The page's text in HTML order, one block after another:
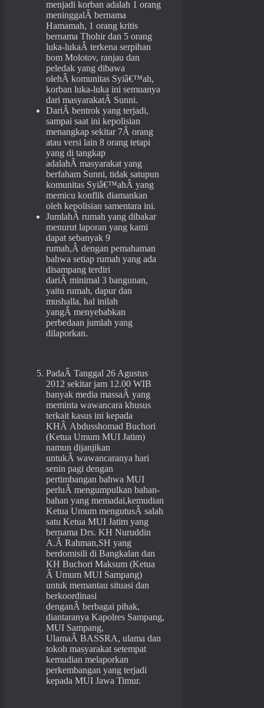
menjadi korban adalah 1 orang
meninggalÂ bernama
Hamamah, 1 orang kritis
bernama Thohir dan 5 orang
luka-lukaÂ terkena serpihan
bom Molotov, ranjau dan
peledak yang dibawa
olehÂ komunitas Syiâ€™ah,
korban luka-luka ini semuanya
dari masyarakatÂ Sunni.
DariÂ bentrok yang terjadi,
sampai saat ini kepolisian
menangkap sekitar 7Â orang
atau versi lain 8 orang tetapi
yang di tangkap
adalahÂ masyarakat yang
berfaham Sunni, tidak satupun
komunitas Syiâ€™ahÂ yang
memicu konflik diamankan
oleh kepolisian samentara ini.
JumlahÂ rumah yang dibakar
menurut laporan yang kami
dapat sebanyak 9
rumah,Â dengan pemahaman
bahwa setiap rumah yang ada
disampang terdiri
dariÂ minimal 3 bangunan,
yaitu rumah, dapur dan
mushalla, hal inilah
yangÂ menyebabkan
perbedaan jumlah yang
dilaporkan.
PadaÂ Tanggal 26 Agustus
2012 sekitar jam 12.00 WIB
banyak media massaÂ yang
meminta wawancara khusus
terkait kasus ini kepada
KHÂ Abdusshomad Buchori
(Ketua Umum MUI Jatim)
namun dijanjikan
untukÂ wawancaranya hari
senin pagi dengan
pertimbangan bahwa MUI
perluÂ mengumpulkan bahan-
bahan yang memadai,kemudian
Ketua Umum mengutusÂ salah
satu Ketua MUI Jatim yang
bernama Drs. KH Nuruddin
A.Â Rahman,SH yang
berdomisili di Bangkalan dan
KH Buchori Maksum (Ketua
Â Umum MUI Sampang)
untuk memantau situasi dan
berkoordinasi
denganÂ berbagai pihak,
diantaranya Kapolres Sampang,
MUI Sampang,
UlamaÂ BASSRA, ulama dan
tokoh masyarakat setempat
kemudian melaporkan
perkembangan yang terjadi
kepada MUI Jawa Timur.